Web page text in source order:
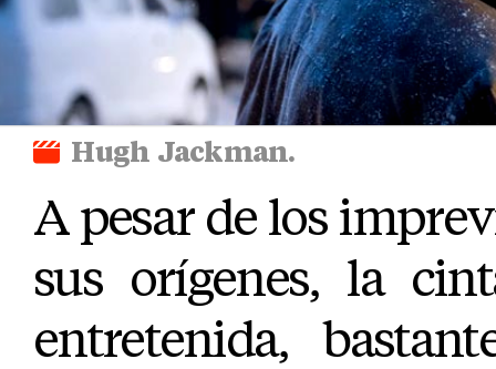
Hugh Jackman.
A pesar de los
sus orígenes, la
entretenida,